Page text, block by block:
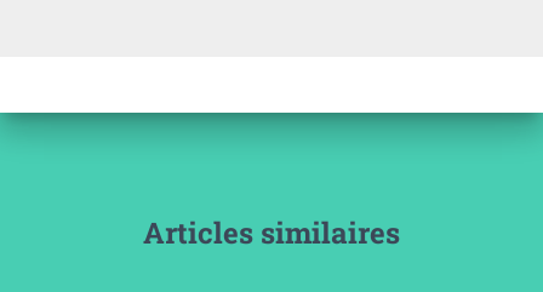
Articles similaires